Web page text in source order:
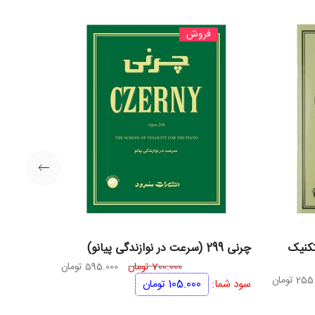
تکنیک
تومان
فروش
چرنی 299 (سرعت در نوازندگی پیانو)
700.000تومان قیمت
595.000 تومان
سود شما: 105.000 تومان